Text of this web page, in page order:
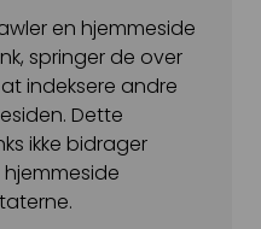
en hjemmeside
springer de over
indeksere andre
Dette
ikke bidrager